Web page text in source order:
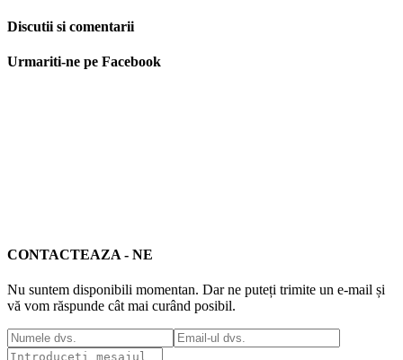
Discutii si comentarii
Urmariti-ne pe Facebook
CONTACTEAZA - NE
Nu suntem disponibili momentan. Dar ne puteți trimite un e-mail și
vă vom răspunde cât mai curând posibil.